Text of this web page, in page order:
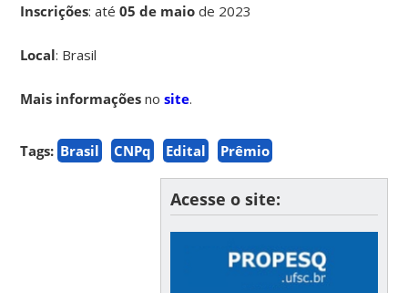
Inscrições: até05 de maiode 2023
Local: Brasil
Mais informações nosite.
Tags: Brasil CNPq Edital Prêmio
Acesse o site: